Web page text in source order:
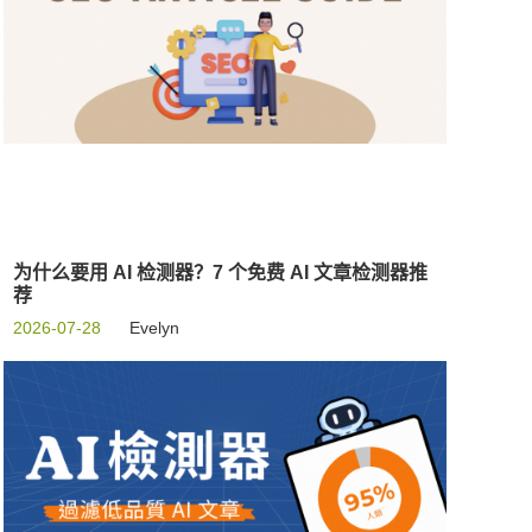
为什么要用 AI 检测器？7 个免费 AI 文章检测器推
荐
2026-07-28 Evelyn